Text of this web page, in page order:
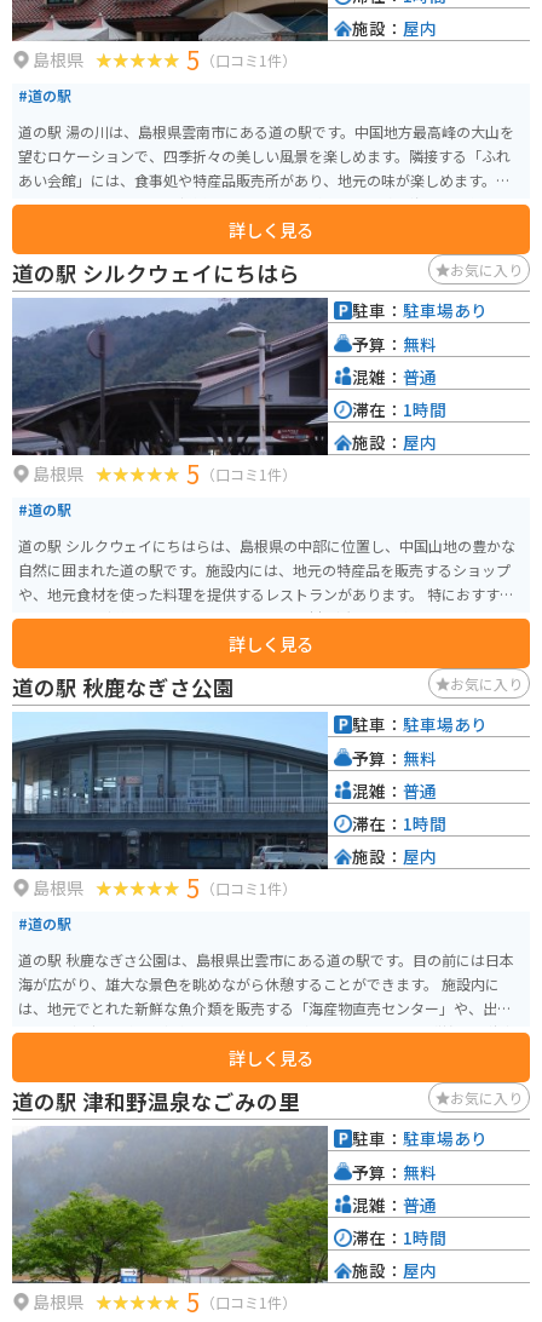
島根県 5 （口コミ1件）
#道の駅
道の駅 湯の川は、島根県雲南市にある道の駅です。中国地方最高峰の大山を
望むロケーションで、四季折々の美しい風景を楽しめます。隣接する「ふれ
あい会館」には、食事処や特産品販売所があり、地元の味が楽しめます。特
におすすめは、地元産の新鮮な野菜を使った料理や、山陰の海の幸を使った
車スペースがあるので安心です。大山方面へのツーリングの拠点としても最
適な場所です。周辺には、三刀屋城跡や、鬼の舌震など、観光スポットも点在
しているので、バイクで巡ってみるのもおすすめです。道の駅では、地元産
の新鮮な野菜や果物が販売されているので、お土産にいかがでしょうか。特
に、雲南産のぶどうは有名で、秋には直売所もオープンします。
詳しく見る
施設： 屋内
道の駅 シルクウェイにちはら お気に入り
島根県 5 （口コミ1件）
#道の駅
道の駅 シルクウェイにちはらは、島根県の中部に位置し、中国山地の豊かな
自然に囲まれた道の駅です。施設内には、地元の特産品を販売するショップ
や、地元食材を使った料理を提供するレストランがあります。 特におすすめ
は、地元産の新鮮な野菜や果物です。旬の素材を活かした料理は、ここでし
か味わえない絶品です。また、お土産には、地元で作られた手作りの工芸品
やお菓子なども人気です。 バイクで訪れる場合、道の駅には広々とした駐車
場が完備されているので安心です。中国山地のワインディングロードは、景
色も良くツーリングに最適です。道の駅 シルクウェイにちはらを拠点に、周
辺の観光スポットを巡るのもおすすめです。
詳しく見る
駐車： 駐車場あり
予算： 無料
混雑： 普通
滞在： 1時間
施設： 屋内
道の駅 秋鹿なぎさ公園 お気に入り
島根県 5 （口コミ1件）
#道の駅
道の駅 秋鹿なぎさ公園は、島根県出雲市にある道の駅です。目の前には日本
海が広がり、雄大な景色を眺めながら休憩することができます。 施設内に
は、地元でとれた新鮮な魚介類を販売する「海産物直売センター」や、出雲
そばなどの郷土料理を提供するレストランがあります。 また、隣接する秋鹿
なぎさ公園には、遊具広場や芝生広場、多目的広場などがあり、家族連れで
楽しむことができます。夏季には海水浴場もオープンし、多くの人で賑わい
ます。 バイクで訪れる場合、道の駅には広い駐車場が完備されているので安
心です。日本海沿いを走る爽快なツーリングの休憩地点として最適です。 周
辺には、日御碕灯台や出雲大社などの観光スポットも点在しており、観光の
拠点としても便利です。道の駅で地元の特産品を購入したり、観光情報を入
手してから、周辺の観光を楽しむのも良いでしょう。
詳しく見る
駐車： 駐車場あり
予算： 無料
混雑： 普通
滞在： 1時間
施設： 屋内
道の駅 津和野温泉なごみの里 お気に入り
島根県 5 （口コミ1件）
駐車： 駐車場あり
予算： 無料
混雑： 普通
滞在： 1時間
施設： 屋内